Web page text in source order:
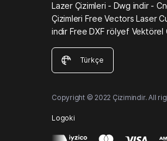
Lazer Çizimleri - Dwg indir -
Çizimleri Free Vectors Laser
indir Free DXF rölyef Vektörel
Türkçe
Copyright © 2022 Çizimindir. All
Logoki